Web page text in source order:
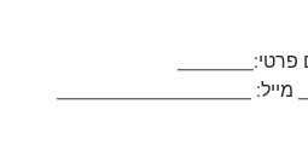
_______________________